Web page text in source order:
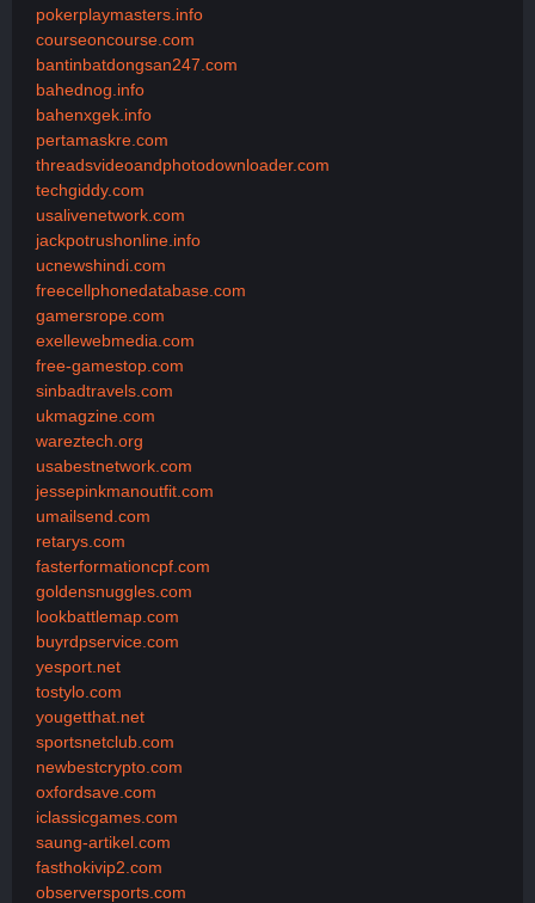
pokerplaymasters.info
courseoncourse.com
bantinbatdongsan247.com
bahednog.info
bahenxgek.info
pertamaskre.com
threadsvideoandphotodownloader.com
techgiddy.com
usalivenetwork.com
jackpotrushonline.info
ucnewshindi.com
freecellphonedatabase.com
gamersrope.com
exellewebmedia.com
free-gamestop.com
sinbadtravels.com
ukmagzine.com
wareztech.org
usabestnetwork.com
jessepinkmanoutfit.com
umailsend.com
retarys.com
fasterformationcpf.com
goldensnuggles.com
lookbattlemap.com
buyrdpservice.com
yesport.net
tostylo.com
yougetthat.net
sportsnetclub.com
newbestcrypto.com
oxfordsave.com
iclassicgames.com
saung-artikel.com
fasthokivip2.com
observersports.com